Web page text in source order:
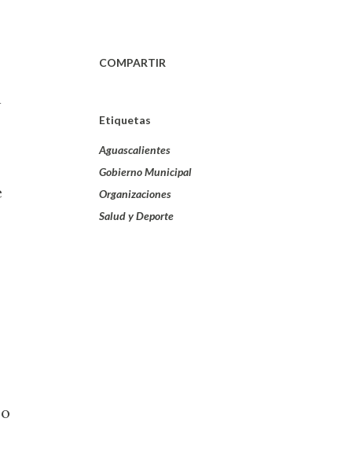
COMPARTIR
Etiquetas
Aguascalientes
Gobierno Municipal
Organizaciones
Salud y Deporte